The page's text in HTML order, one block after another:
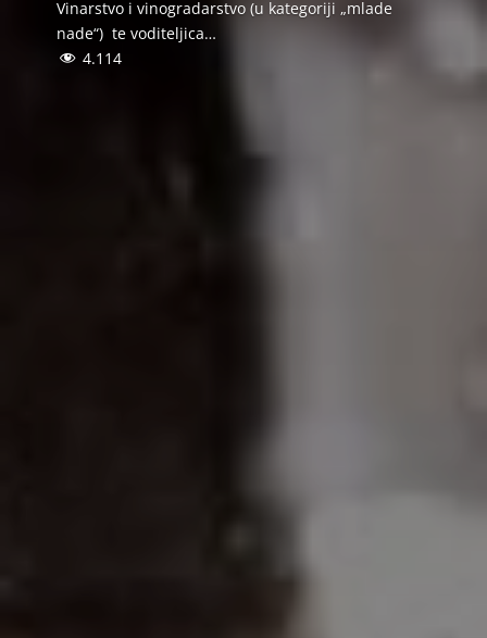
Vinarstvo i vinogradarstvo (u kategoriji „mlade
nade“) te voditeljica…
4.114